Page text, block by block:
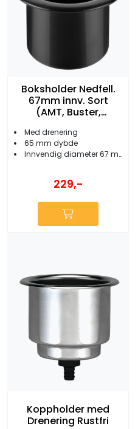
Boksholder Nedfell.
67mm innv. Sort
(AMT, Buster,
Med drenering
65 mm dybde
Innvendig diameter 67 mm
229,-
Koppholder med
Drenering Rustfri